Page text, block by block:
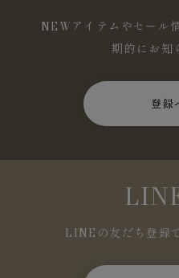
NEWアイテムやセール
期的にお知
登録
LINEの友だち登録